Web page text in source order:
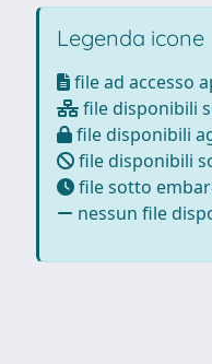
Legenda icone
file ad accesso
file disponibili
file disponibili
file disponibili
file sotto
nessun file